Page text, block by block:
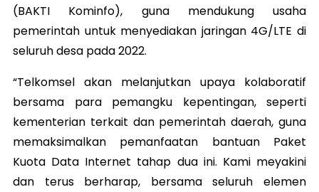
(BAKTI Kominfo), guna mendukung usaha
pemerintah untuk menyediakan jaringan 4G/LTE di
seluruh desa pada 2022.
“Telkomsel akan melanjutkan upaya kolaboratif
bersama para pemangku kepentingan, seperti
kementerian terkait dan pemerintah daerah, guna
memaksimalkan pemanfaatan bantuan Paket
Kuota Data Internet tahap dua ini. Kami meyakini
dan terus berharap, bersama seluruh elemen